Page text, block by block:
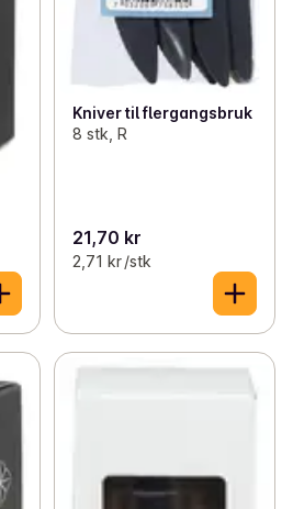
Kniver til flergangsbruk
8 stk, R
21,70 kr
2,71 kr /stk